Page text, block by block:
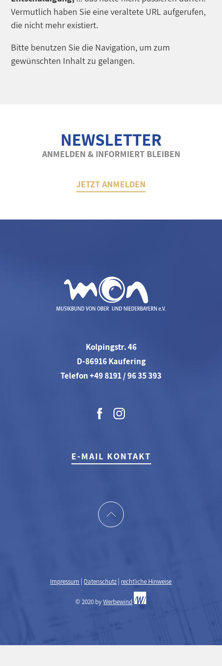
Vermutlich haben Sie eine veraltete URL aufgerufen,
die nicht mehr existiert.
Bitte benutzen Sie die Navigation, um zum
gewünschten Inhalt zu gelangen.
NEWSLETTER
ANMELDEN & INFORMIERT BLEIBEN
JETZT ANMELDEN
Kolpingstr. 46
D-86916 Kaufering
Telefon +49 8191 / 96 35 393
E-MAIL KONTAKT
Impressum Datenschutz rechtliche Hinweise
© 2020 byWerbewind